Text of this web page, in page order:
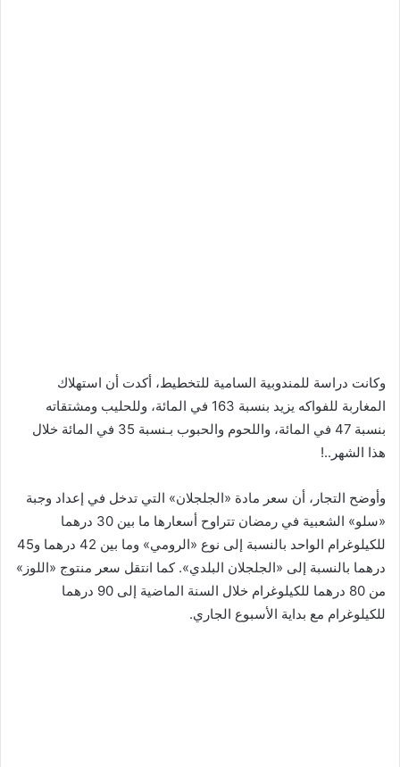
وكانت دراسة للمندوبية السامية للتخطيط، أكدت أن استهلاك
المغاربة للفواكه يزيد بنسبة 163 في المائة، وللحليب ومشتقاته
بنسبة 47 في المائة، واللحوم والحبوب بـنسبة 35 في المائة خلال
هذا الشهر..!
وأوضح التجار، أن سعر مادة «الجلجلان» التي تدخل في إعداد وجبة
«سلو» الشعبية في رمضان تتراوح أسعارها ما بين 30 درهما
للكيلوغرام الواحد بالنسبة إلى نوع «الرومي» وما بين 42 درهما و45
درهما بالنسبة إلى «الجلجلان البلدي». كما انتقل سعر منتوج «اللوز»
من 80 درهما للكيلوغرام خلال السنة الماضية إلى 90 درهما
للكيلوغرام مع بداية الأسبوع الجاري.